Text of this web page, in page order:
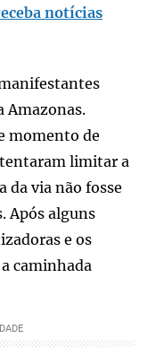
notícias
Amazonas.
momento de
limitar a
da via não fosse
Após alguns
e os
caminhada